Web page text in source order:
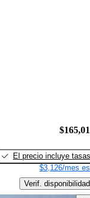
El precio incluye tasas
$3,126/mes
Verif. disponibilidad